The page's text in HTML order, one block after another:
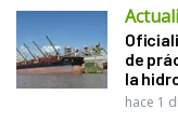
de
la
hace 1